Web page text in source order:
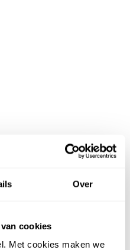
Over
cookies
Met cookies maken we